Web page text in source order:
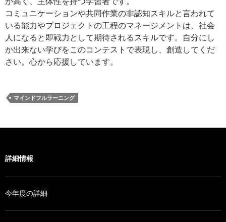
コミュニケーションや共同作業の非認知スキルと言われて
いる能力やプロジェクトの工程のマネージメントは、社会
人になると即戦力として期待されるスキルです。自分にし
か出来ない学びをこのコンテストで表現し、創造してくだ
さい。心から応援しています。
マインドフルラーニング
詳細情報
今年度の詳細